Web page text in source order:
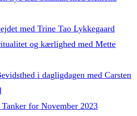
med Trine Tao Lykkegaard
og kærlighed med Mette
i dagligdagen med Carsten
for November 2023